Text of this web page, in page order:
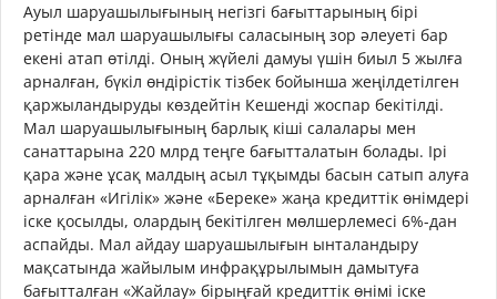
Ауыл шаруашылығының негізгі бағыттарының бірі
ретінде мал шаруашылығы саласының зор әлеуеті бар
екені атап өтілді. Оның жүйелі дамуы үшін биыл 5 жылға
арналған, бүкіл өндірістік тізбек бойынша жеңілдетілген
қаржыландыруды көздейтін Кешенді жоспар бекітілді.
Мал шаруашылығының барлық кіші салалары мен
санаттарына 220 млрд теңге бағытталатын болады. Ірі
қара және ұсақ малдың асыл тұқымды басын сатып алуға
арналған «Игілік» және «Береке» жаңа кредиттік өнімдері
іске қосылды, олардың бекітілген мөлшерлемесі 6%-дан
аспайды. Мал айдау шаруашылығын ынталандыру
мақсатында жайылым инфрақұрылымын дамытуға
бағытталған «Жайлау» бірыңғай кредиттік өнімі іске